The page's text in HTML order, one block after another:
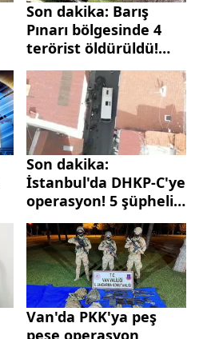
Son dakika: Barış
Pınarı bölgesinde 4
terörist öldürüldü!
Suriye'de PKK
operasyonları devam
ediyor
Son dakika:
İstanbul'da DHKP-C'ye
operasyon! 5 şüpheli
yakalandı
Van'da PKK'ya peş
peşe operasyon